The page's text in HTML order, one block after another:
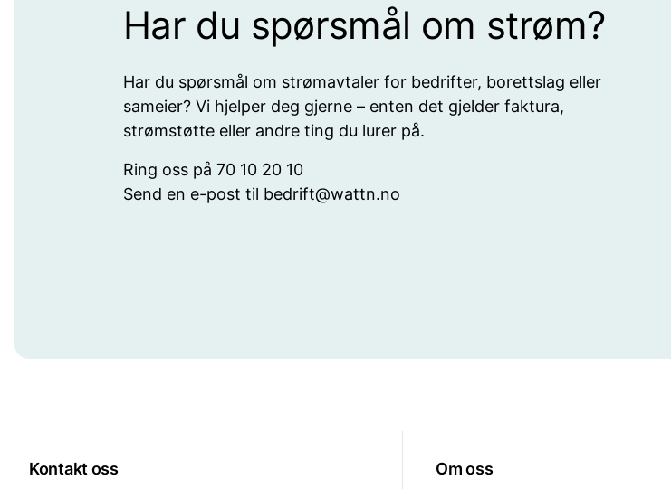
Har du spørsmål om strøm?
Har du spørsmål om strømavtaler for bedrifter, borettslag eller
sameier? Vi hjelper deg gjerne – enten det gjelder faktura,
strømstøtte eller andre ting du lurer på.
Ring oss på 70 10 20 10
Send en e-post til bedrift@wattn.no
Kontakt oss Om oss